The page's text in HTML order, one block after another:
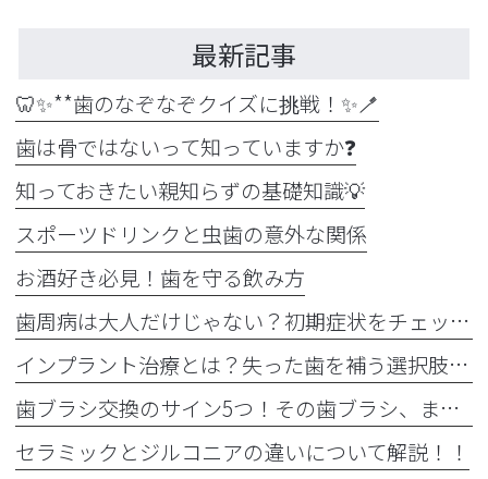
最新記事
🦷✨**歯のなぞなぞクイズに挑戦！✨🪥
歯は骨ではないって知っていますか❓
知っておきたい親知らずの基礎知識💡
スポーツドリンクと虫歯の意外な関係
お酒好き必見！歯を守る飲み方
歯周病は大人だけじゃない？初期症状をチェック
インプラント治療とは？失った歯を補う選択肢を正しく知りましょう！！
歯ブラシ交換のサイン5つ！その歯ブラシ、まだ使っていませんか？🪥
セラミックとジルコニアの違いについて解説！！